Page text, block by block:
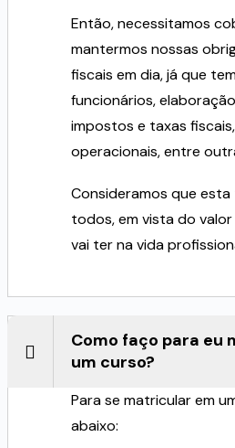
Então, necessitamos
mantermos nossas
fiscais em dia, já que
funcionários,
impostos e taxas
operacionais, entre
Consideramos que esta
todos, em vista do
vai ter na vida
Como faço para eu
um curso?
Para se matricular em
abaixo: